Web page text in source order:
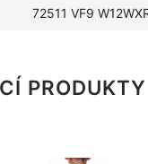
72511 VF9
PRODUKTY